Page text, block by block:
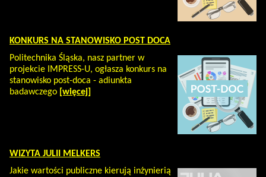
KONKURS NA STANOWISKO POST DOCA
Politechnika Śląska, nasz partner w
projekcie IMPRESS-U, ogłasza konkurs na
stanowisko post-doca - adiunkta
badawczego [więcej]
WIZYTA JULII MELKERS
Jakie wartości publiczne kierują inżynierią